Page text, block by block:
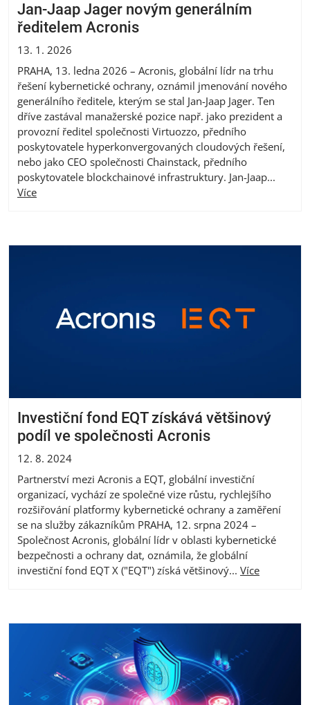
Jan-Jaap Jager novým generálním
ředitelem Acronis
13. 1. 2026
PRAHA, 13. ledna 2026 – Acronis, globální lídr na trhu
řešení kybernetické ochrany, oznámil jmenování nového
generálního ředitele, kterým se stal Jan-Jaap Jager. Ten
dříve zastával manažerské pozice např. jako prezident a
provozní ředitel společnosti Virtuozzo, předního
poskytovatele hyperkonvergovaných cloudových řešení,
nebo jako CEO společnosti Chainstack, předního
poskytovatele blockchainové infrastruktury. Jan-Jaap...
Více
Investiční fond EQT získává většinový
podíl ve společnosti Acronis
12. 8. 2024
Partnerství mezi Acronis a EQT, globální investiční
organizací, vychází ze společné vize růstu, rychlejšího
rozšiřování platformy kybernetické ochrany a zaměření
se na služby zákazníkům PRAHA, 12. srpna 2024 –
Společnost Acronis, globální lídr v oblasti kybernetické
bezpečnosti a ochrany dat, oznámila, že globální
investiční fond EQT X ("EQT") získá většinový... Více